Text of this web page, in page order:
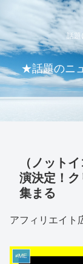
話題
★話題のニ
（ノット
演決定！ク
集まる
アフィリエイト
≠ME